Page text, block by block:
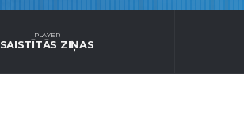
PLAYER
SAISTĪTĀS ZIŅAS